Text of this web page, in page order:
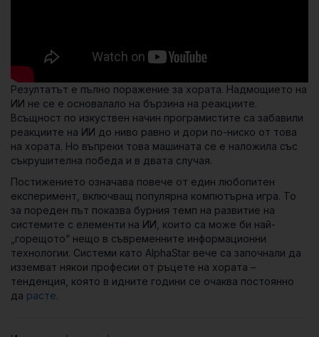
Резултатът е пълно поражение за хората. Надмощието на
ИИ не се е основалало на бързина на реакциите.
Всъщност по изкуствен начин програмистите са забавили
реакциите на ИИ до ниво равно и дори по-ниско от това
на хората. Но въпреки това машината се е наложила със
съкрушителна победа и в двата случая.
Постижението означава повече от един любопитен
експеримент, включващ популярна компютърна игра. То
за пореден път показва бурния темп на развитие на
системите с елементи на ИИ, които са може би най-
„горещото“ нещо в съвременните информационни
технологии. Системи като AlphaStar вече са започнали да
изземват някои професии от ръцете на хората –
тенденция, която в идните години се очаква постоянно
да расте.